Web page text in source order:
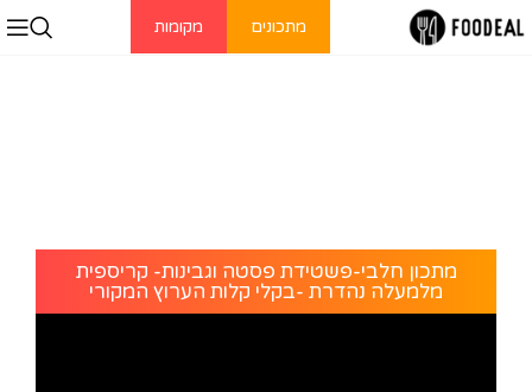
מתכונים מקומות
מתכון חלבי-פשטידת פסטה וגבינות- קריספית
מלמעלה נהדרת -בקלי קלות הערוץ המקורי